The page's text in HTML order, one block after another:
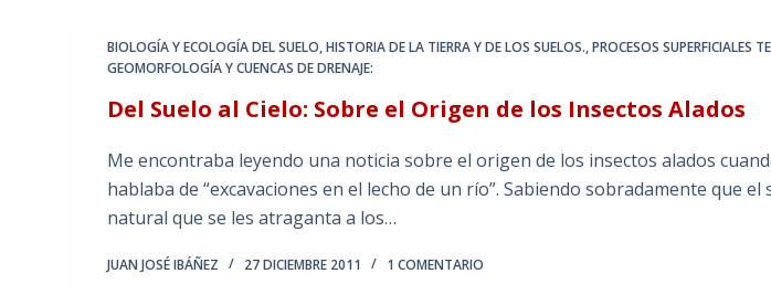
BIOLOGÍA Y ECOLOGÍA DEL SUELO,HISTORIA DE LA TIERRA Y DE LOS SUELOS.,PROCESOS SUPERFICIALES
GEOMORFOLOGÍA Y CUENCAS DE DRENAJE:
Del Suelo al Cielo: Sobre el Origen de los Insectos Alados
Me encontraba leyendo una noticia sobre el origen de los insectos alados
hablaba de “excavaciones en el lecho de un río”. Sabiendo sobradamente que
natural que se les atraganta a los…
JUAN JOSÉ IBÁÑEZ 27 DICIEMBRE 2011 1 COMENTARIO